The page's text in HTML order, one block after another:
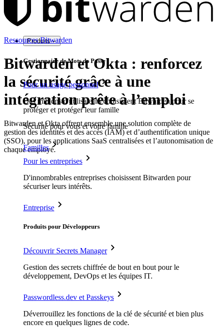
Produits
Gestionnaire de Mots de Passe
Pour un usage personnel
Des millions d'utilisateurs choisissent Bitwarden pour se
protéger et protéger leur famille
Sécurité pour vous et votre famille
Familles
Pour les entreprises
D'innombrables entreprises choisissent Bitwarden pour
sécuriser leurs intérêts.
Entreprise
Produits pour Développeurs
Découvrir Secrets Manager
Gestion des secrets chiffrée de bout en bout pour le
développement, DevOps et les équipes IT.
Passwordless.dev et Passkeys
Déverrouillez les fonctions de la clé de sécurité et bien plus
encore en quelques lignes de code.
Ressources Bitwarden
Bitwarden et Okta : renforcez
la sécurité grâce à une
intégration prête à l’emploi
Bitwarden et Okta offrent ensemble une solution complète de
gestion des identités et des accès (IAM) et d’authentification unique
(SSO), pour les applications SaaS centralisées et l’autonomisation de
chaque employé.